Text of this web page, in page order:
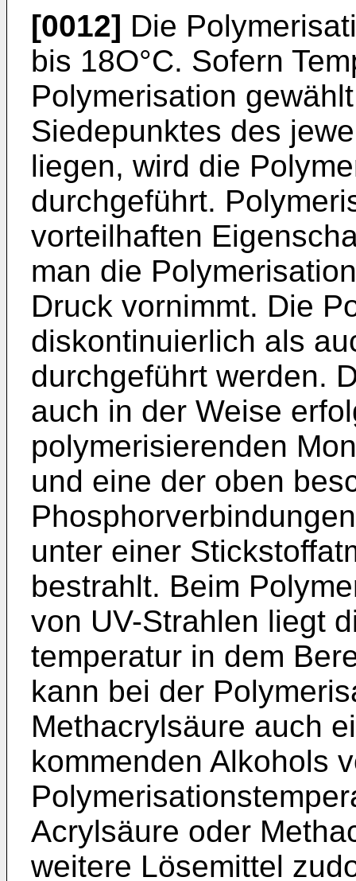
[0012] Die
bis 18O°C. Sofern
Polymerisation
Siedepunktes des
liegen, wird die
durchgeführt.
vorteilhaften
man die
Druck vornimmt. Die
diskontinuierlich als
durchgeführt werden.
auch in der Weise
polymerisierenden
und eine der oben
unter einer
bestrahlt. Beim
von UV-Strahlen liegt
temperatur in dem
kann bei der
Methacrylsäure auch
kommenden Alkohols
Acrylsäure oder
weitere Löse­mittel